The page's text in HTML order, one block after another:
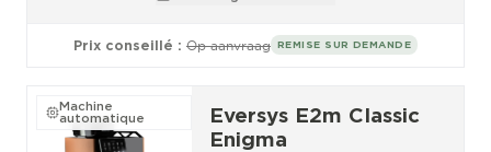
Prix conseillé : Op aanvraag REMISE SUR DEMANDE
Machine
automatique
Eversys E2m Classic
Enigma